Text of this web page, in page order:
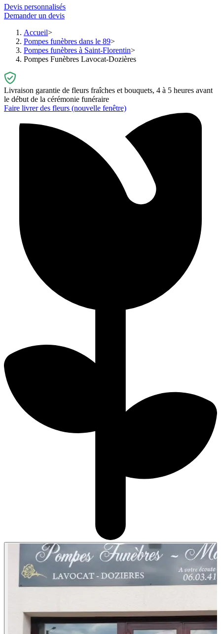
Devis personnalisés
Demander un devis
Accueil
Pompes funèbres dans le 89
Pompes funèbres à Saint-Florentin
Pompes Funèbres Lavocat-Dozières
Livraison garantie de fleurs fraîches et bouquets, 4 à 5 heures avant
le début de la cérémonie funéraire
Faire livrer des fleurs (nouvelle fenêtre)